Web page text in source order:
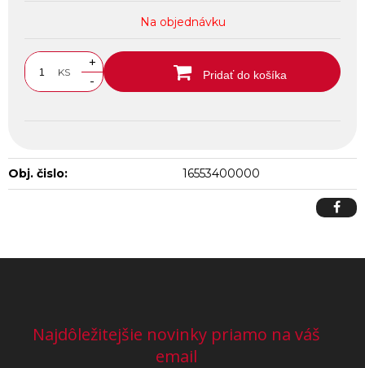
Na objednávku
KS
+
-
Pridať do košíka
Obj. čislo: 16553400000
Najdôležitejšie novinky priamo na váš
email